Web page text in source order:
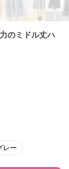
のミドル丈ハ
レー